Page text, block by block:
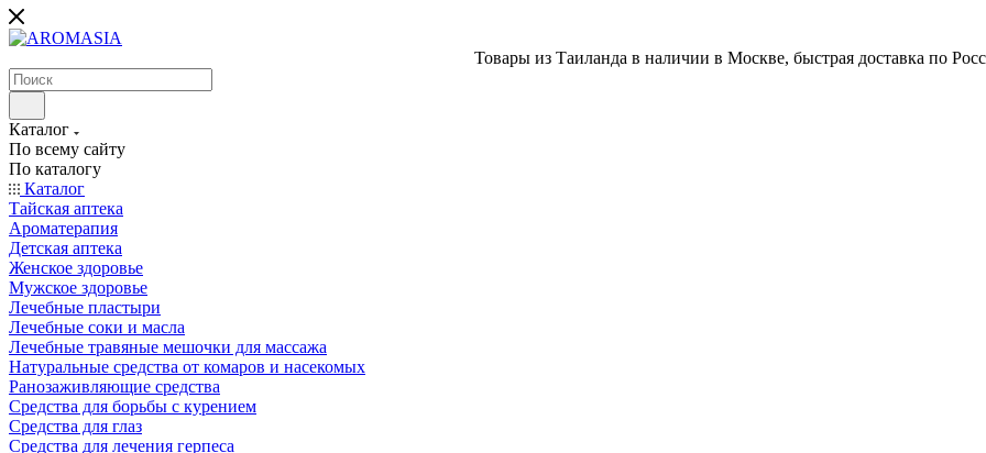
Товары из Таиланда в наличии в Москве, быстрая доставка по
Каталог
По всему сайту
По каталогу
Каталог
Тайская аптека
Ароматерапия
Детская аптека
Женское здоровье
Мужское здоровье
Лечебные пластыри
Лечебные соки и масла
Лечебные травяные мешочки для массажа
Натуральные средства от комаров и насекомых
Ранозаживляющие средства
Средства для борьбы с курением
Средства для глаз
Средства для лечения герпеса